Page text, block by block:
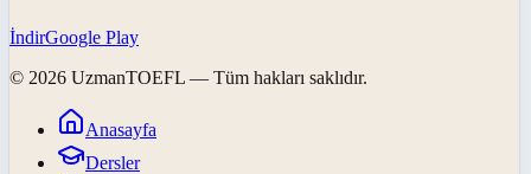
İndirGoogle Play
© 2026 UzmanTOEFL — Tüm hakları saklıdır.
Anasayfa
Dersler